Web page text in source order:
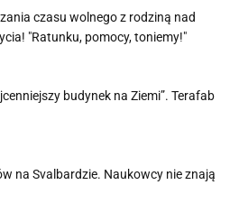
czasu wolnego z rodziną nad
"Ratunku, pomocy, toniemy!"
budynek na Ziemi”. Terafab
na Svalbardzie. Naukowcy nie znają